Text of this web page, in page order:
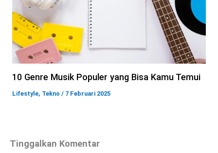
10 Genre Musik Populer yang Bisa Kamu Temui
Lifestyle, Tekno / 7 Februari 2025
Tinggalkan Komentar